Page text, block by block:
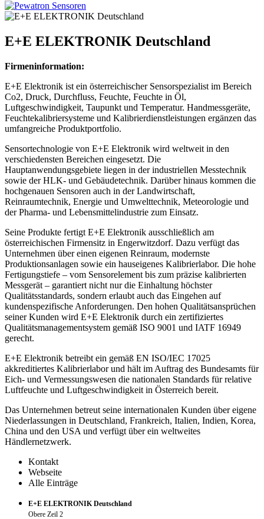
E+E ELEKTRONIK Deutschland
Firmeninformation:
E+E Elektronik ist ein österreichischer Sensorspezialist im Bereich
Co2, Druck, Durchfluss, Feuchte, Feuchte in Öl,
Luftgeschwindigkeit, Taupunkt und Temperatur. Handmessgeräte,
Feuchtekalibriersysteme und Kalibrierdienstleistungen ergänzen das
umfangreiche Produktportfolio.
Sensortechnologie von E+E Elektronik wird weltweit in den
verschiedensten Bereichen eingesetzt. Die
Hauptanwendungsgebiete liegen in der industriellen Messtechnik
sowie der HLK- und Gebäudetechnik. Darüber hinaus kommen die
hochgenauen Sensoren auch in der Landwirtschaft,
Reinraumtechnik, Energie und Umwelttechnik, Meteorologie und
der Pharma- und Lebensmittelindustrie zum Einsatz.
Seine Produkte fertigt E+E Elektronik ausschließlich am
österreichischen Firmensitz in Engerwitzdorf. Dazu verfügt das
Unternehmen über einen eigenen Reinraum, modernste
Produktionsanlagen sowie ein hauseigenes Kalibrierlabor. Die hohe
Fertigungstiefe – vom Sensorelement bis zum präzise kalibrierten
Messgerät – garantiert nicht nur die Einhaltung höchster
Qualitätsstandards, sondern erlaubt auch das Eingehen auf
kundenspezifische Anforderungen. Den hohen Qualitätsansprüchen
seiner Kunden wird E+E Elektronik durch ein zertifiziertes
Qualitätsmanagementsystem gemäß ISO 9001 und IATF 16949
gerecht.
E+E Elektronik betreibt ein gemäß EN ISO/IEC 17025
akkreditiertes Kalibrierlabor und hält im Auftrag des Bundesamts für
Eich- und Vermessungswesen die nationalen Standards für relative
Luftfeuchte und Luftgeschwindigkeit in Österreich bereit.
Das Unternehmen betreut seine internationalen Kunden über eigene
Niederlassungen in Deutschland, Frankreich, Italien, Indien, Korea,
China und den USA und verfügt über ein weltweites
Händlernetzwerk.
Kontakt
Webseite
Alle Einträge
E+E ELEKTRONIK Deutschland
Obere Zeil 2